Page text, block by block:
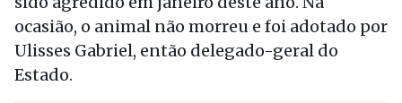
ocasião, o animal não morreu e foi adotado por
Ulisses Gabriel, então delegado-geral do
Estado.